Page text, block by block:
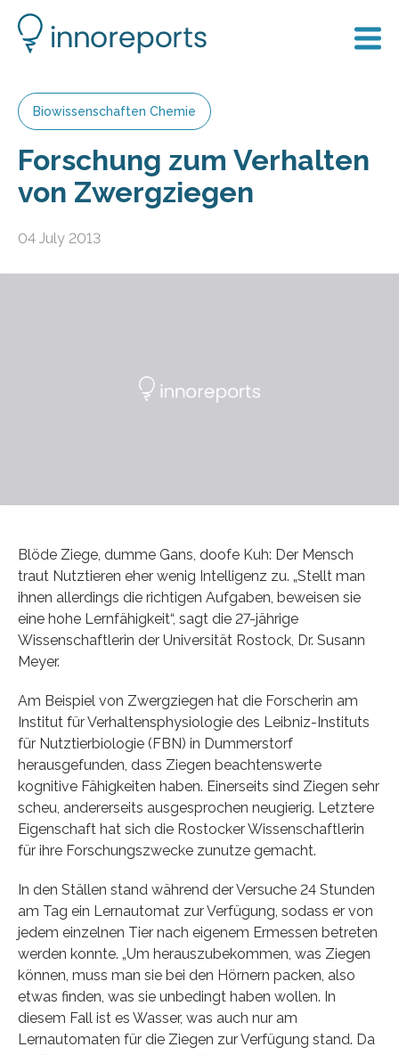
Biowissenschaften Chemie
Forschung zum Verhalten
von Zwergziegen
04 July 2013
Blöde Ziege, dumme Gans, doofe Kuh: Der Mensch
traut Nutztieren eher wenig Intelligenz zu. „Stellt man
ihnen allerdings die richtigen Aufgaben, beweisen sie
eine hohe Lernfähigkeit“, sagt die 27-jährige
Wissenschaftlerin der Universität Rostock, Dr. Susann
Meyer.
Am Beispiel von Zwergziegen hat die Forscherin am
Institut für Verhaltensphysiologie des Leibniz-Instituts
für Nutztierbiologie (FBN) in Dummerstorf
herausgefunden, dass Ziegen beachtenswerte
kognitive Fähigkeiten haben. Einerseits sind Ziegen sehr
scheu, andererseits ausgesprochen neugierig. Letztere
Eigenschaft hat sich die Rostocker Wissenschaftlerin
für ihre Forschungszwecke zunutze gemacht.
In den Ställen stand während der Versuche 24 Stunden
am Tag ein Lernautomat zur Verfügung, sodass er von
jedem einzelnen Tier nach eigenem Ermessen betreten
werden konnte. „Um herauszubekommen, was Ziegen
können, muss man sie bei den Hörnern packen, also
etwas finden, was sie unbedingt haben wollen. In
diesem Fall ist es Wasser, was auch nur am
Lernautomaten für die Ziegen zur Verfügung stand. Da